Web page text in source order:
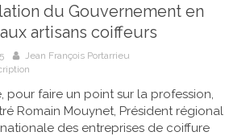
du Gouvernement en
artisans coiffeurs
Jean François Portarrieu
pour faire un point sur la profession,
Romain Mouynet, Président régional
nationale des entreprises de coiffure